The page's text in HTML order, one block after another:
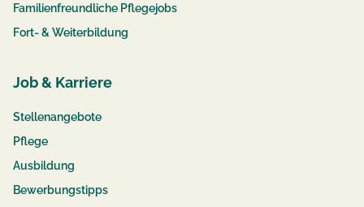
Familienfreundliche Pflegejobs
Fort- & Weiterbildung
Job & Karriere
Stellenangebote
Pflege
Ausbildung
Bewerbungstipps